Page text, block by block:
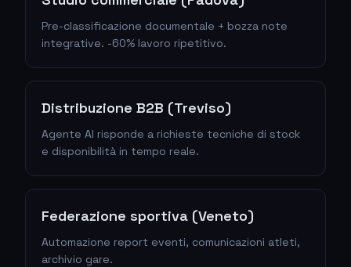
Pre-classificazione documentale + bozza note
integrative. -60% lavoro ripetitivo.
Distribuzione B2B (Treviso)
Agente AI risponde a richieste tecniche di stock
e disponibilità in tempo reale.
Federazione sportiva (Veneto)
Automazione report eventi, comunicazioni atleti,
archivio gare.